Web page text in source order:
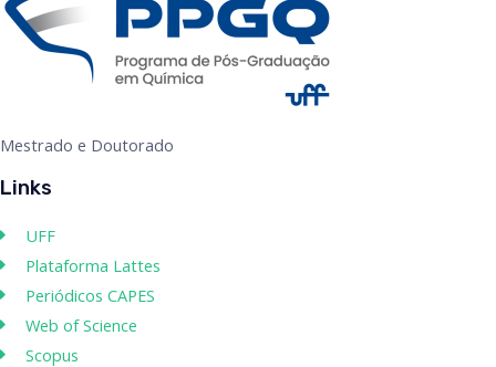
Mestrado e Doutorado
Links
UFF
Plataforma Lattes
Periódicos CAPES
Web of Science
Scopus